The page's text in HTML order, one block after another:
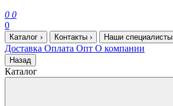
0 0
0
Каталог › Контакты › Наши специалисты
Доставка Оплата Опт О компании
Назад
Каталог